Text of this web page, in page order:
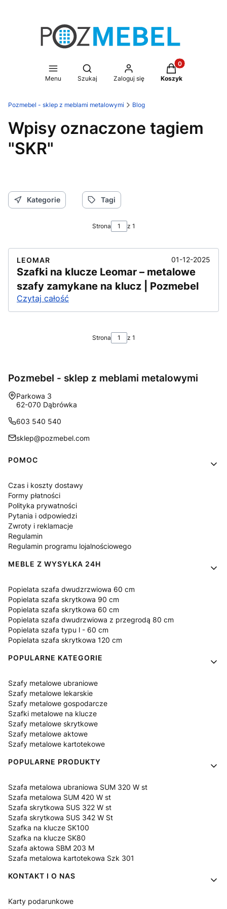
Menu
Otwórz wyszukiwarkę
Szukaj Zaloguj się
Produkty w
Koszyk
Pozmebel - sklep z meblami metalowymi Blog
Wpisy oznaczone tagiem
"SKR"
Kategorie Tagi
Strona z 1
LEOMAR 01-12-2025
Szafki na klucze Leomar – metalowe
szafy zamykane na klucz | Pozmebel
Czytaj całość
Strona z 1
Pozmebel - sklep z meblami metalowymi
Adres:
Parkowa 3
62-070 Dąbrówka
603 540 540
sklep@pozmebel.com
Linki w stopce
POMOC
Czas i koszty dostawy
Formy płatności
Polityka prywatności
Pytania i odpowiedzi
Zwroty i reklamacje
Regulamin
Regulamin programu lojalnościowego
MEBLE Z WYSYŁKA 24H
Popielata szafa dwudzrzwiowa 60 cm
Popielata szafa skrytkowa 90 cm
Popielata szafa skrytkowa 60 cm
Popielata szafa dwudrzwiowa z przegrodą 80 cm
Popielata szafa typu l - 60 cm
Popielata szafa skrytkowa 120 cm
POPULARNE KATEGORIE
Szafy metalowe ubraniowe
Szafy metalowe lekarskie
Szafy metalowe gospodarcze
Szafki metalowe na klucze
Szafy metalowe skrytkowe
Szafy metalowe aktowe
Szafy metalowe kartotekowe
POPULARNE PRODUKTY
Szafa metalowa ubraniowa SUM 320 W st
Szafa metalowa SUM 420 W st
Szafa skrytkowa SUS 322 W st
Szafa skrytkowa SUS 342 W St
Szafka na klucze SK100
Szafka na klucze SK80
Szafa aktowa SBM 203 M
Szafa metalowa kartotekowa Szk 301
KONTAKT I O NAS
Karty podarunkowe